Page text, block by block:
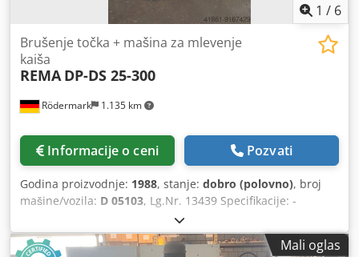
1 / 6
Rödermark 1.135 km
Brušenje točka + mašina za mlevenje
kaiša
REMA DP-DS 25-300
Informacije o ceni Pozvati
Godina proizvodnje: 1988, stanje: dobro (polovno), broj
mašine/vozila: D 05103, Lg.Nr. 13439 Specifikacije: -
Poliranje točkova - dimenzije točkova oko. 300 mm × 40 mm
× 76 mm - Dimenzije pojasa za šmirglanje su oko. 3500 mm
× 50 mm - Dimenzije kontaktnih točkova 400 x 50 mm -
Mali oglas